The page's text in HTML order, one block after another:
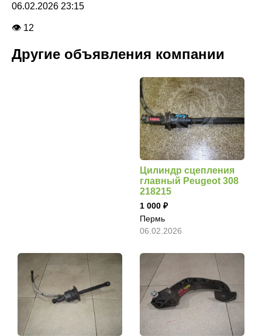
06.02.2026 23:15
👁 12
Другие объявления компании
Цилиндр сцепления
главный Peugeot 308
218215
1 000
Пермь
06.02.2026